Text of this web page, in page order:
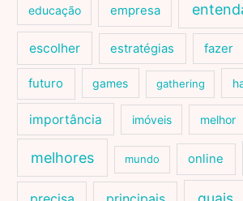
educação empresa
escolher estratégias fazer
futuro games gathering
importância imóveis melhor
melhores mundo online